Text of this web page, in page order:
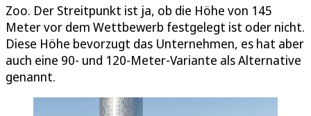
Zoo. Der Streitpunkt ist ja, ob die Höhe von 145
Meter vor dem Wettbewerb festgelegt ist oder nicht.
Diese Höhe bevorzugt das Unternehmen, es hat aber
auch eine 90- und 120-Meter-Variante als Alternative
genannt.